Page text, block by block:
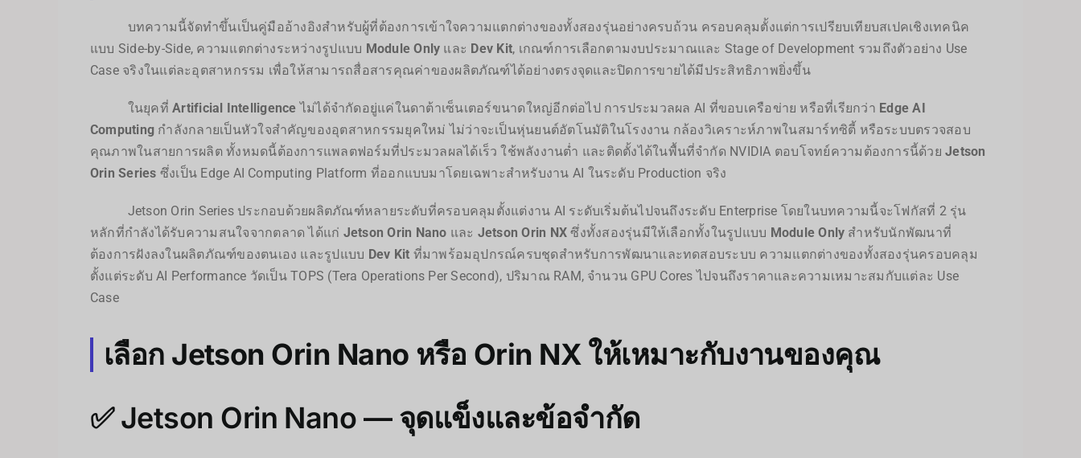
บทความนี้จัดทำขึ้นเป็นคู่มืออ้างอิงสำหรับผู้ที่ต้องการเข้าใจความแตกต่างของทั้งสองรุ่นอย่างครบถ้วน ครอบคลุมตั้งแต่การเปรียบเทียบสเปคเชิงเทคนิค
แบบ Side-by-Side, ความแตกต่างระหว่างรูปแบบ Module Only และ Dev Kit, เกณฑ์การเลือกตามงบประมาณและ Stage of Development รวมถึงตัวอย่าง Use
Case จริงในแต่ละอุตสาหกรรม เพื่อให้สามารถสื่อสารคุณค่าของผลิตภัณฑ์ได้อย่างตรงจุดและปิดการขายได้มีประสิทธิภาพยิ่งขึ้น
ในยุคที่Artificial Intelligence ไม่ได้จำกัดอยู่แค่ในดาต้าเซ็นเตอร์ขนาดใหญ่อีกต่อไป การประมวลผล AI ที่ขอบเครือข่าย หรือที่เรียกว่า Edge AI
Computing กำลังกลายเป็นหัวใจสำคัญของอุตสาหกรรมยุคใหม่ ไม่ว่าจะเป็นหุ่นยนต์อัตโนมัติในโรงงาน กล้องวิเคราะห์ภาพในสมาร์ทซิตี้ หรือระบบตรวจสอบ
คุณภาพในสายการผลิต ทั้งหมดนี้ต้องการแพลตฟอร์มที่ประมวลผลได้เร็ว ใช้พลังงานต่ำ และติดตั้งได้ในพื้นที่จำกัด NVIDIA ตอบโจทย์ความต้องการนี้ด้วยJetson
Orin Series ซึ่งเป็น Edge AI Computing Platform ที่ออกแบบมาโดยเฉพาะสำหรับงาน AI ในระดับ Production จริง
Jetson Orin Series ประกอบด้วยผลิตภัณฑ์หลายระดับที่ครอบคลุมตั้งแต่งาน AI ระดับเริ่มต้นไปจนถึงระดับ Enterprise โดยในบทความนี้จะโฟกัสที่ 2 รุ่น
หลักที่กำลังได้รับความสนใจจากตลาด ได้แก่ Jetson Orin Nano และ Jetson Orin NX ซึ่งทั้งสองรุ่นมีให้เลือกทั้งในรูปแบบ Module Only สำหรับนักพัฒนาที่
ต้องการฝังลงในผลิตภัณฑ์ของตนเอง และรูปแบบ Dev Kit ที่มาพร้อมอุปกรณ์ครบชุดสำหรับการพัฒนาและทดสอบระบบ ความแตกต่างของทั้งสองรุ่นครอบคลุม
ตั้งแต่ระดับ AI Performance วัดเป็น TOPS (Tera Operations Per Second), ปริมาณ RAM, จำนวน GPU Cores ไปจนถึงราคาและความเหมาะสมกับแต่ละ Use
Case
เลือก Jetson Orin Nano หรือ Orin NX ให้เหมาะกับงานของคุณ
✅ Jetson Orin Nano — จุดแข็งและข้อจำกัด